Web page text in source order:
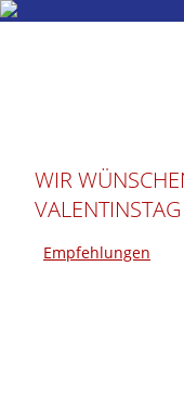
WIR
VALENTINSTAG
Empfehlungen